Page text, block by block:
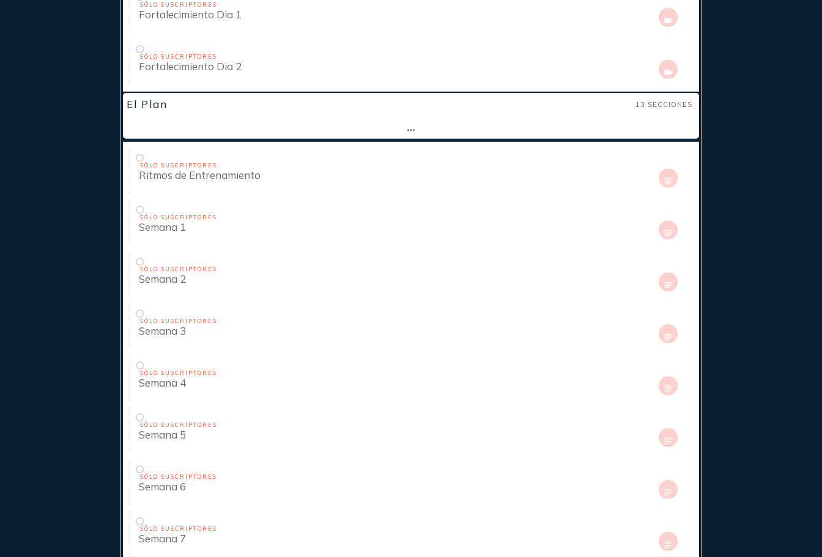
SÓLO SUSCRIPTORES
Fortalecimiento Dia 1
SÓLO SUSCRIPTORES
Fortalecimiento Dia 2
El Plan 13 SECCIONES
SÓLO SUSCRIPTORES
Ritmos de Entrenamiento
SÓLO SUSCRIPTORES
Semana 1
SÓLO SUSCRIPTORES
Semana 2
SÓLO SUSCRIPTORES
Semana 3
SÓLO SUSCRIPTORES
Semana 4
SÓLO SUSCRIPTORES
Semana 5
SÓLO SUSCRIPTORES
Semana 6
SÓLO SUSCRIPTORES
Semana 7